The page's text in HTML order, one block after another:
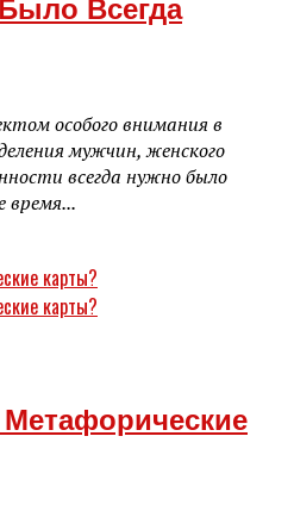
Всегда
особого внимания в
мужчин, женского
всегда нужно было
время...